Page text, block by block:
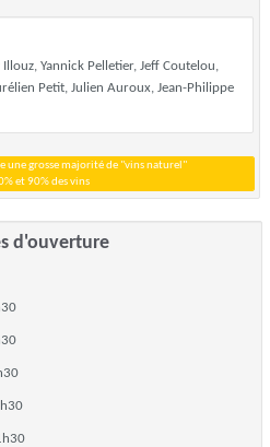
Yannick Pelletier, Jeff Coutelou,
Petit, Julien Auroux, Jean-Philippe
une grosse majorité de "vins naturel"
et 90% des vins
d'ouverture